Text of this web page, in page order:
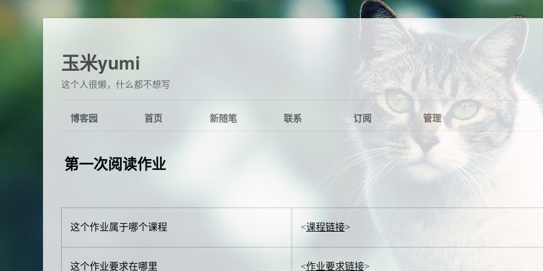
玉米yumi
这个人很懒，什么都不想写
博客园 首页 新随笔 联系 订阅 管理
第一次阅读作业
这个作业属于哪个课程 <课程链接>
这个作业要求在哪里 <作业要求链接>